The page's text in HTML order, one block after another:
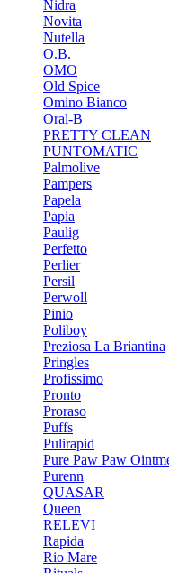
Nidra
Novita
Nutella
O.B.
OMO
Old Spice
Omino Bianco
Oral-B
PRETTY CLEAN
PUNTOMATIC
Palmolive
Pampers
Papela
Papia
Paulig
Perfetto
Perlier
Persil
Perwoll
Pinio
Poliboy
Preziosa La Briantina
Pringles
Profissimo
Pronto
Proraso
Puffs
Pulirapid
Pure Paw Paw
Purenn
QUASAR
Queen
RELEVI
Rapida
Rio Mare